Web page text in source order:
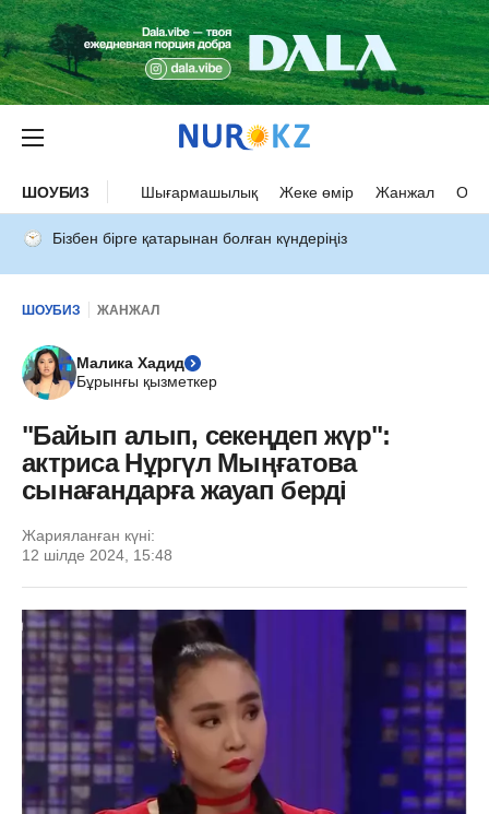
ШОУБИЗ Шығармашылық Жеке өмір Жанжал
Бізбен бірге қатарынан болған күндеріңіз
ШОУБИЗ ЖАНЖАЛ
Малика Хадид
Бұрынғы қызметкер
"Байып алып, секеңдеп жүр":
актриса Нұргүл Мыңғатова
сынағандарға жауап берді
Жарияланған күні:
12 шілде 2024, 15:48